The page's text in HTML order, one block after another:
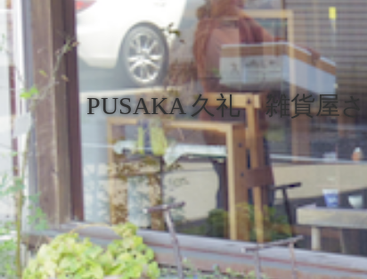
PUSAKA 久礼 雑貨屋さ